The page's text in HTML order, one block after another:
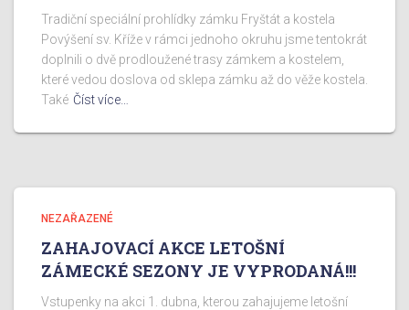
Tradiční speciální prohlídky zámku Fryštát a kostela
Povýšení sv. Kříže v rámci jednoho okruhu jsme tentokrát
doplnili o dvě prodloužené trasy zámkem a kostelem,
které vedou doslova od sklepa zámku až do věže kostela.
Také Číst více…
NEZAŘAZENÉ
ZAHAJOVACÍ AKCE LETOŠNÍ
ZÁMECKÉ SEZONY JE VYPRODANÁ!!!
Vstupenky na akci 1. dubna, kterou zahajujeme letošní